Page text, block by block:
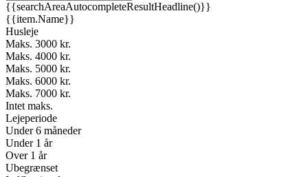
{{searchAreaAutocompleteResultHeadline()}}
{{item.Name}}
Husleje
Maks. 3000 kr.
Maks. 4000 kr.
Maks. 5000 kr.
Maks. 6000 kr.
Maks. 7000 kr.
Intet maks.
Lejeperiode
Under 6 måneder
Under 1 år
Over 1 år
Ubegrænset